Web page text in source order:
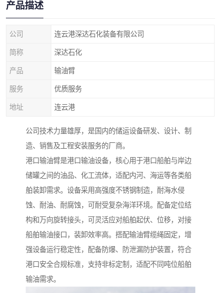
产品描述
公司 连云港深达石化装备有限公司
简称 深达石化
产品 输油臂
服务 优质服务
地址 连云港
公司技术力量雄厚，是国内的储运设备研发、设计、制
造、销售及工程安装服务的厂商。
港口输油臂是港口输油设备，核心用于港口船舶与岸边
储罐之间的油品、化工流体，适配内河、海运等各类船
舶装卸需求。设备采用高强度不锈钢制造，耐海水侵
蚀、耐油、耐腐蚀，可耐受复杂海洋环境。配备定位结
构和万向旋转接头，可灵活应对船舶起伏、位移，对接
船舶输油接口，装卸效率高。搭配输油臂缆绳固定，增
强设备运行稳定性，配备防爆、防泄漏防护装置，符合
港口安全合规标准，支持非标定制，适配不同吨位船舶
输油需求。